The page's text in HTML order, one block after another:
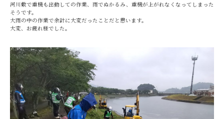
河川敷で重機も出動しての作業、雨でぬかるみ、重機が上がれなくなってしまった
そうです。
大雨の中の作業で余計に大変だったことだと思います。
大変、お疲れ様でした。